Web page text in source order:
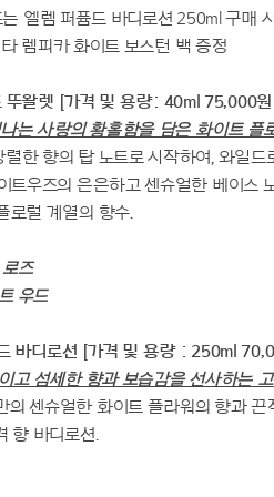
엘렘 퍼퓸드 바디로션 250ml 구매
렘피카 화이트 보스턴 백 증정
뚜왈렛
[가격 및 용량: 40ml 75,000
는 사랑의 황홀함을 담은 화이트 플
한 향의 탑 노트로 시작하여, 와일
트우즈의 은은하고 센슈얼한 베이스
로럴 계열의 향수.
즈
우드
바디로션 [가격 및 용량 : 250ml
고 섬세한 향과 보습감을 선사하는
의 센슈얼한 화이트 플라워의 향과
향 바디로션.